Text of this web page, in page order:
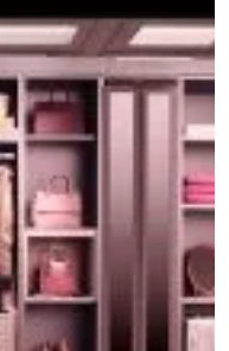
มาเบลน คั่ว และบดที่
หมือนใคร พร้อมกับ
ให้ความรู้สึกหรูหราและ
ซึ่งเป็นบรรยากาศที่ต่อ
กับงานไม้สีเข้มและงาน
ซึ่งคัดสรรมาจากไร่ทาง
ดอยช้าง ดอยแม่เจดีย์
รื่อง The San Franciscan
กอเมริกา ใช้ระบบแบบ